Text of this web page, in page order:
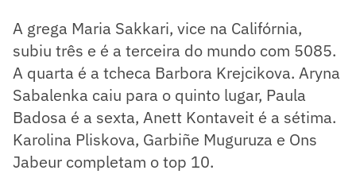
A grega Maria Sakkari, vice na Califórnia,
subiu três e é a terceira do mundo com 5085.
A quarta é a tcheca Barbora Krejcikova. Aryna
Sabalenka caiu para o quinto lugar, Paula
Badosa é a sexta, Anett Kontaveit é a sétima.
Karolina Pliskova, Garbiñe Muguruza e Ons
Jabeur completam o top 10.